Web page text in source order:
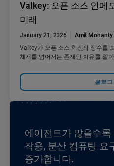
Valkey: 오픈 소스 인메
미래
January 21, 2026
Amit Mohanty
Valkey가 오픈 소스 혁신의 정수를
체재를 넘어서는 존재인 이유를 알
블로그
에이전트가 많을수
작용, 분산 컴퓨팅 요
증가합니다.